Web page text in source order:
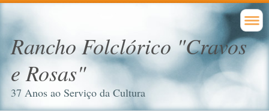
Rancho Folclórico "Cravos
e Rosas"
37 Anos ao Serviço da Cultura